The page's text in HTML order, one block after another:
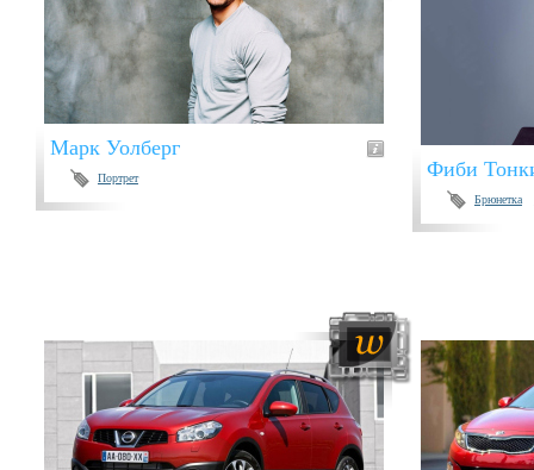
Марк Уолберг
Портрет Фиби
Брюнетка